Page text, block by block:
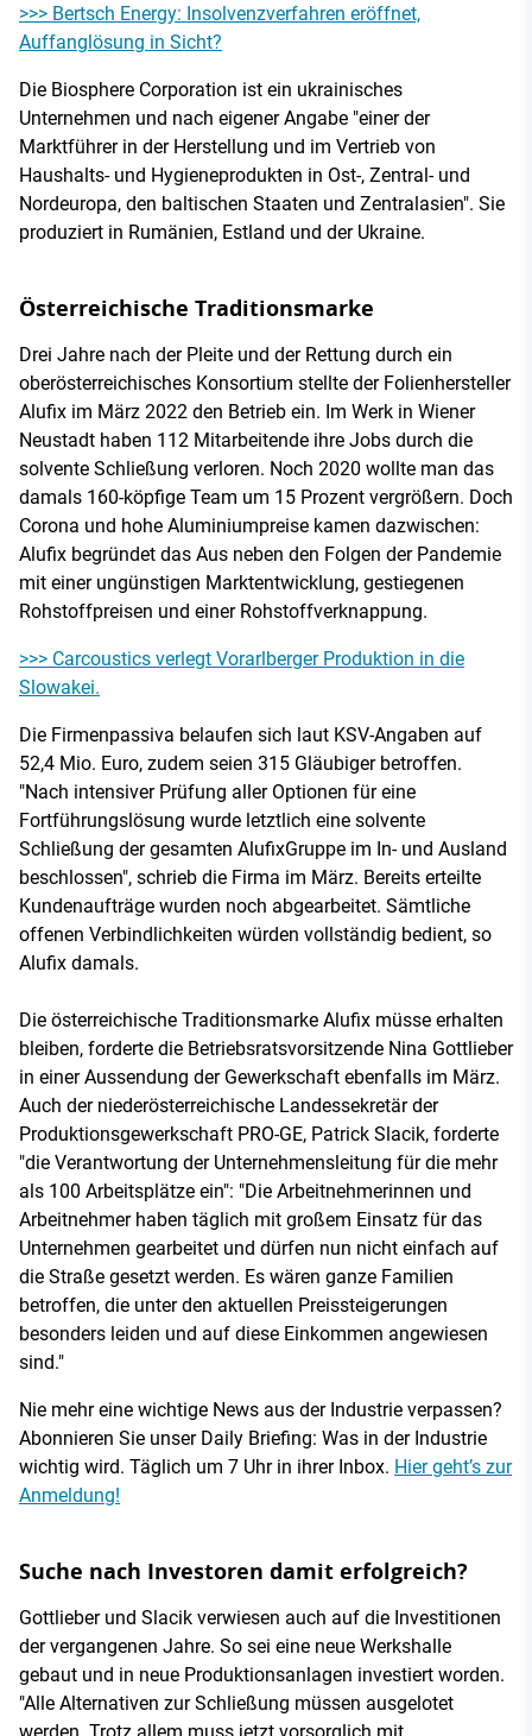
>>> Bertsch Energy: Insolvenzverfahren eröffnet,
Auffanglösung in Sicht?
Die Biosphere Corporation ist ein ukrainisches
Unternehmen und nach eigener Angabe "einer der
Marktführer in der Herstellung und im Vertrieb von
Haushalts- und Hygieneprodukten in Ost-, Zentral- und
Nordeuropa, den baltischen Staaten und Zentralasien". Sie
produziert in Rumänien, Estland und der Ukraine.
Österreichische Traditionsmarke
Drei Jahre nach der Pleite und der Rettung durch ein
oberösterreichisches Konsortium stellte der Folienhersteller
Alufix im März 2022 den Betrieb ein. Im Werk in Wiener
Neustadt haben 112 Mitarbeitende ihre Jobs durch die
solvente Schließung verloren. Noch 2020 wollte man das
damals 160-köpfige Team um 15 Prozent vergrößern. Doch
Corona und hohe Aluminiumpreise kamen dazwischen:
Alufix begründet das Aus neben den Folgen der Pandemie
mit einer ungünstigen Marktentwicklung, gestiegenen
Rohstoffpreisen und einer Rohstoffverknappung.
>>> Carcoustics verlegt Vorarlberger Produktion in die
Slowakei.
Die Firmenpassiva belaufen sich laut KSV-Angaben auf
52,4 Mio. Euro, zudem seien 315 Gläubiger betroffen.
"Nach intensiver Prüfung aller Optionen für eine
Fortführungslösung wurde letztlich eine solvente
Schließung der gesamten AlufixGruppe im In- und Ausland
beschlossen", schrieb die Firma im März. Bereits erteilte
Kundenaufträge wurden noch abgearbeitet. Sämtliche
offenen Verbindlichkeiten würden vollständig bedient, so
Alufix damals.
Die österreichische Traditionsmarke Alufix müsse erhalten
bleiben, forderte die Betriebsratsvorsitzende Nina Gottlieber
in einer Aussendung der Gewerkschaft ebenfalls im März.
Auch der niederösterreichische Landessekretär der
Produktionsgewerkschaft PRO-GE, Patrick Slacik, forderte
"die Verantwortung der Unternehmensleitung für die mehr
als 100 Arbeitsplätze ein": "Die Arbeitnehmerinnen und
Arbeitnehmer haben täglich mit großem Einsatz für das
Unternehmen gearbeitet und dürfen nun nicht einfach auf
die Straße gesetzt werden. Es wären ganze Familien
betroffen, die unter den aktuellen Preissteigerungen
besonders leiden und auf diese Einkommen angewiesen
sind."
Nie mehr eine wichtige News aus der Industrie verpassen?
Abonnieren Sie unser Daily Briefing: Was in der Industrie
wichtig wird. Täglich um 7 Uhr in ihrer Inbox. Hier geht’s zur
Anmeldung!
Suche nach Investoren damit erfolgreich?
Gottlieber und Slacik verwiesen auch auf die Investitionen
der vergangenen Jahre. So sei eine neue Werkshalle
gebaut und in neue Produktionsanlagen investiert worden.
"Alle Alternativen zur Schließung müssen ausgelotet
werden. Trotz allem muss jetzt vorsorglich mit